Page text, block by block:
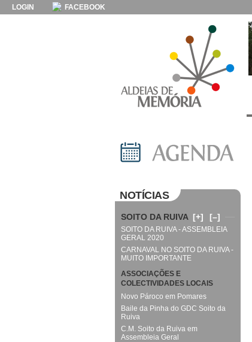
LOGIN FACEBOOK
NOTÍCIAS
SOITO DA RUIVA [+] [–]
SOITO DA RUIVA - ASSEMBLEIA
GERAL 2020
CARNAVAL NO SOITO DA RUIVA -
MUITO IMPORTANTE
ASSOCIAÇÕES E
COLECTIVIDADES LOCAIS
Novo Pároco em Pomares
Baile da Pinha do GDC Soito da
Ruiva
C.M. Soito da Ruiva em
Assembleia Geral